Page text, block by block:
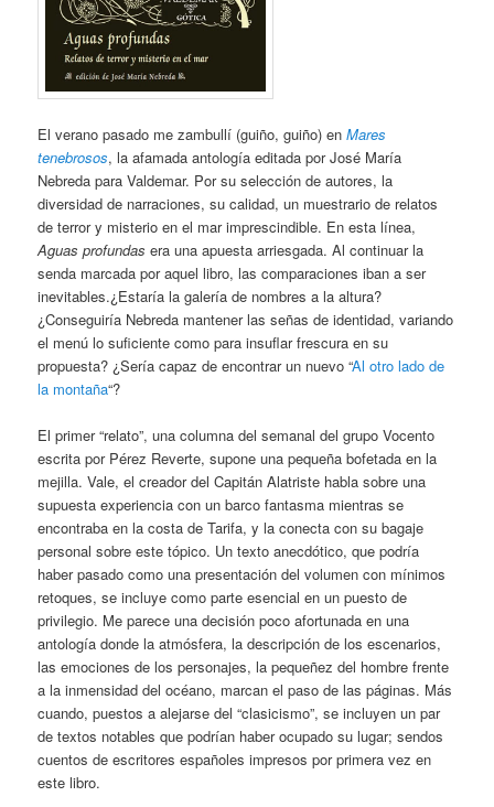
El verano pasado me zambullí (guiño, guiño) enMares
tenebrosos, la afamada antología editada por José María
Nebreda para Valdemar. Por su selección de autores, la
diversidad de narraciones, su calidad, un muestrario de relatos
de terror y misterio en el mar imprescindible. En esta línea,
Aguas profundas era una apuesta arriesgada. Al continuar la
senda marcada por aquel libro, las comparaciones iban a ser
inevitables.¿Estaría la galería de nombres a la altura?
¿Conseguiría Nebreda mantener las señas de identidad, variando
el menú lo suficiente como para insuflar frescura en su
propuesta? ¿Sería capaz de encontrar un nuevo “Al otro lado de
la montaña“?
El primer “relato”, una columna del semanal del grupo Vocento
escrita por Pérez Reverte, supone una pequeña bofetada en la
mejilla. Vale, el creador del Capitán Alatriste habla sobre una
supuesta experiencia con un barco fantasma mientras se
encontraba en la costa de Tarifa, y la conecta con su bagaje
personal sobre este tópico. Un texto anecdótico, que podría
haber pasado como una presentación del volumen con mínimos
retoques, se incluye como parte esencial en un puesto de
privilegio. Me parece una decisión poco afortunada en una
antología donde la atmósfera, la descripción de los escenarios,
las emociones de los personajes, la pequeñez del hombre frente
a la inmensidad del océano, marcan el paso de las páginas. Más
cuando, puestos a alejarse del “clasicismo”, se incluyen un par
de textos notables que podrían haber ocupado su lugar; sendos
cuentos de escritores españoles impresos por primera vez en
este libro.